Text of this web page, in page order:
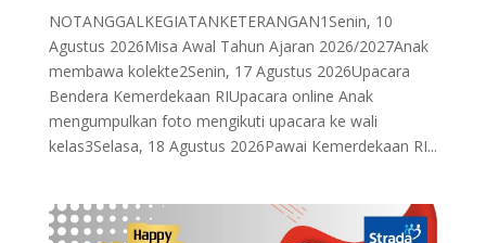
NOTANGGALKEGIATANKETERANGAN1Senin, 10
Agustus 2026Misa Awal Tahun Ajaran 2026/2027Anak
membawa kolekte2Senin, 17 Agustus 2026Upacara
Bendera Kemerdekaan RIUpacara online Anak
mengumpulkan foto mengikuti upacara ke wali
kelas3Selasa, 18 Agustus 2026Pawai Kemerdekaan RI...